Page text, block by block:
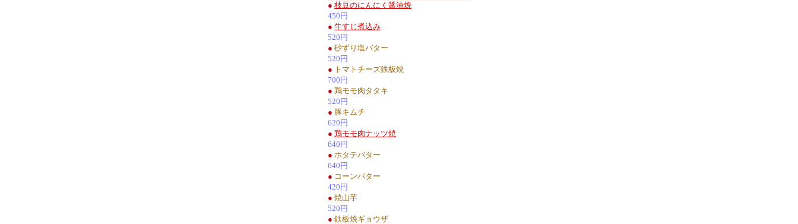
● 枝豆のにんにく醤油焼
450円
● 牛すじ煮込み
520円
● 砂ずり塩バター
520円
● トマトチーズ鉄板焼
700円
● 鶏モモ肉タタキ
520円
● 豚キムチ
620円
● 鶏モモ肉ナッツ焼
640円
● ホタテバター
640円
● コーンバター
420円
● 焼山芋
520円
● 鉄板焼ギョウザ